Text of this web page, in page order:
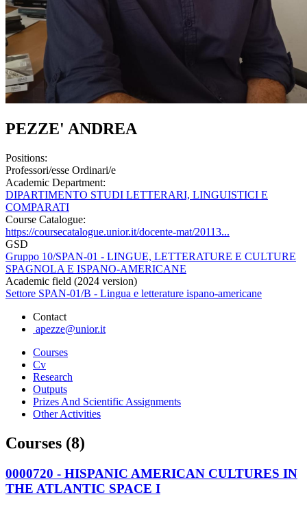
PEZZE' ANDREA
Positions:
Professori/esse Ordinari/e
Academic Department:
DIPARTIMENTO STUDI LETTERARI, LINGUISTICI E
COMPARATI
Course Catalogue:
https://coursecatalogue.unior.it/docente-mat/20113...
GSD
Gruppo 10/SPAN-01 - LINGUE, LETTERATURE E CULTURE
SPAGNOLA E ISPANO-AMERICANE
Academic field (2024 version)
Settore SPAN-01/B - Lingua e letterature ispano-americane
Contact
apezze@unior.it
Courses
Cv
Research
Outputs
Prizes And Scientific Assignments
Other Activities
Courses (8)
0000720 - HISPANIC AMERICAN CULTURES IN
THE ATLANTIC SPACE I